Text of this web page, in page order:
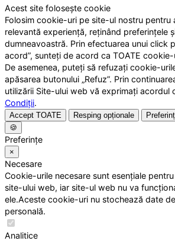
Acest site folosește cookie
Folosim cookie-uri pe site-ul nostru pentru
relevantă experiență, reținând preferințele
dumneavoastră. Prin efectuarea unui click
acord”, sunteți de acord ca TOATE
De asemenea, puteți să refuzați cookie-
apăsarea butonului „Refuz”. Prin
utilizării Site-ului web vă exprimați acordul
Condiții.
Accept TOATE Resping opționale
🍪
Preferințe
×
Necesare
Cookie-urile necesare sunt esențiale
site-ului web, iar site-ul web nu va
ele.Aceste cookie-uri nu stochează date
personală.
Analitice